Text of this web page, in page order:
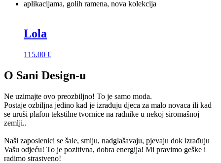
Lola
115.00 €
O Sani Design-u
Ne uzimajte ovo preozbiljno! To je samo moda.
Postaje ozbiljna jedino kad je izrađuju djeca za malo novaca ili kad
se uruši plafon tekstilne tvornice na radnike u nekoj siromašnoj
zemlji..
Naši zaposlenici se šale, smiju, nadglašavaju, pjevaju dok izrađuju
Vašu odjeću! To je pozitivna, dobra energija! Mi pravimo geške i
radimo strastveno!